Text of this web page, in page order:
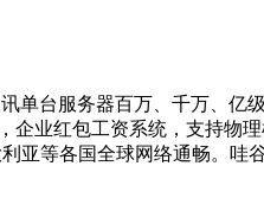
单台服务器百万、千万、
企业红包工资系统，支持物
亚等各国全球网络通畅。